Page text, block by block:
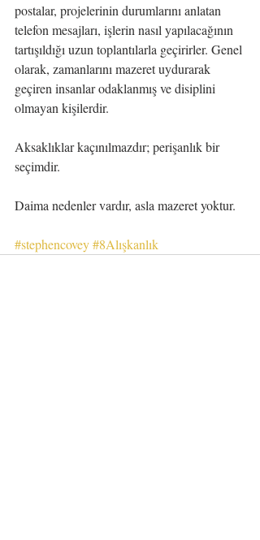
postalar, projelerinin durumlarını anlatan
telefon mesajları, işlerin nasıl yapılacağının
tartışıldığı uzun toplantılarla geçirirler. Genel
olarak, zamanlarını mazeret uydurarak
geçiren insanlar odaklanmış ve disiplini
olmayan kişilerdir.
Aksaklıklar kaçınılmazdır; perişanlık bir
seçimdir.
Daima nedenler vardır, asla mazeret yoktur.
#stephencovey#8Alışkanlık